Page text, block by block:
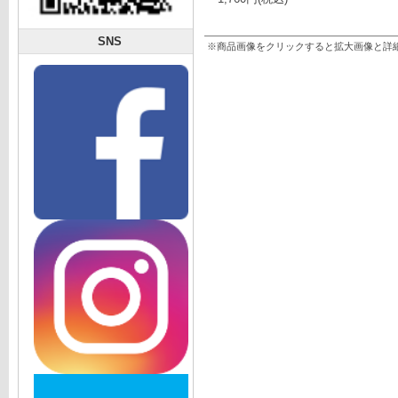
※商品画像をクリックすると拡大画像と詳
SNS